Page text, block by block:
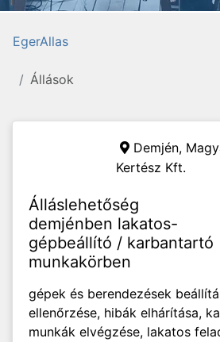
EgerAllas
Állások
Demjén,
Kertész Kft.
Álláslehetőség
demjénben lakatos-
gépbeállító / karbantartó
munkakörben
gépek és berendezések
ellenőrzése, hibák elhárítása,
munkák elvégzése, lakatos